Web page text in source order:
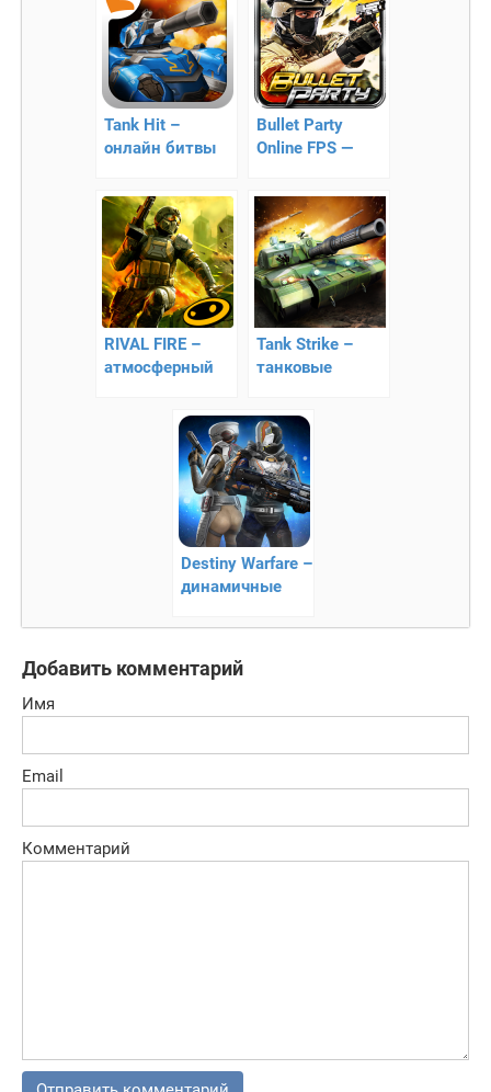
Tank Hit –
онлайн битвы
Bullet Party
Online FPS —
RIVAL FIRE –
атмосферный
Tank Strike –
танковые
андроид!
Destiny Warfare –
динамичные
сражения
Добавить комментарий
Имя
Email
Комментарий